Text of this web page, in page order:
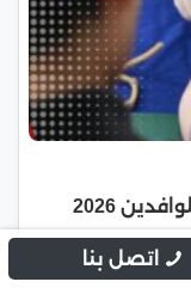
2026
اتصل بنا